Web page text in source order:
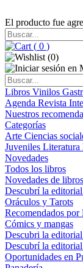
El producto fue
( 0 )
(0)
Libros Vinilos
Agenda Revista
Nuestros
Categorías
Arte Ciencias
Juveniles Literatura
Novedades
Todos los libros
Novedades de
Descubrí la
Oráculos y Tarots
Recomendados por
Cómics y mangas
Descubri la
Descubrí la
Oportunidades en